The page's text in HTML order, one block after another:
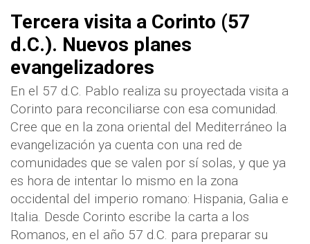
Tercera visita a Corinto (57
d.C.). Nuevos planes
evangelizadores
En el 57 d.C. Pablo realiza su proyectada visita a
Corinto para reconciliarse con esa comunidad.
Cree que en la zona oriental del Mediterráneo la
evangelización ya cuenta con una red de
comunidades que se valen por sí solas, y que ya
es hora de intentar lo mismo en la zona
occidental del imperio romano: Hispania, Galia e
Italia. Desde Corinto escribe la carta a los
Romanos, en el año 57 d.C. para preparar su